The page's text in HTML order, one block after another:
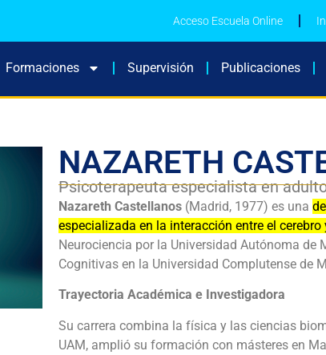
Acceso Escuela Online
Formaciones Supervisión Publicaciones
NAZARETH
Psicoterapeuta especialista en
Nazareth Castellanos(Madrid, 1977) es una
especializada en la interacción entre el cerebro
Neurociencia por la Universidad Autónoma
Cognitivas en la Universidad Complutense de
Trayectoria Académica e Investigadora
Su carrera combina la física y las ciencias
UAM, amplió su formación con másteres en